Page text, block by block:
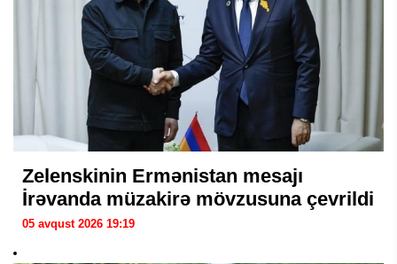
Zelenskinin Ermənistan mesajı
İrəvanda müzakirə mövzusuna çevrildi
05 avqust 2026 19:19